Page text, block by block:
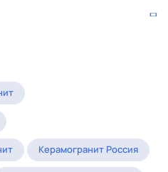
Керамогранит Россия